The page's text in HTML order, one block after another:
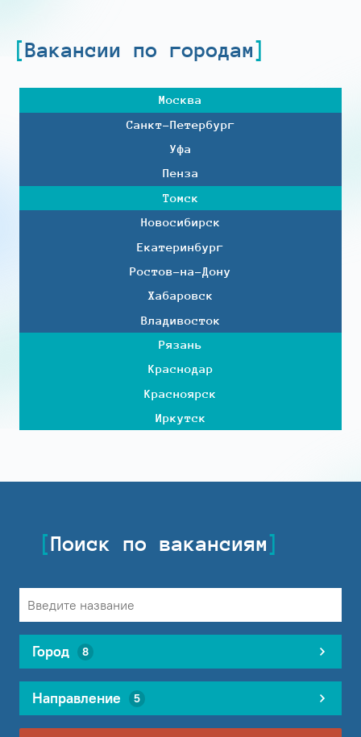
Вакансии по городам
Москва
Санкт-Петербург
Уфа
Пенза
Томск
Новосибирск
Екатеринбург
Ростов-на-Дону
Хабаровск
Владивосток
Рязань
Краснодар
Красноярск
Иркутск
Поиск по вакансиям
Город 8
Направление 5